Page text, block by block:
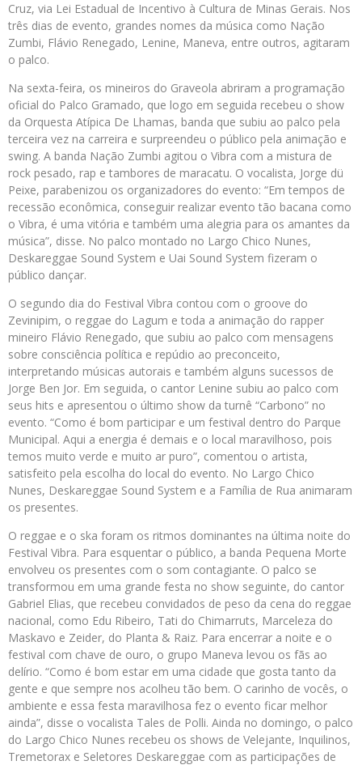
Cruz, via Lei Estadual de Incentivo à Cultura de Minas Gerais. Nos
três dias de evento, grandes nomes da música como Nação
Zumbi, Flávio Renegado, Lenine, Maneva, entre outros, agitaram
o palco.
Na sexta-feira, os mineiros do Graveola abriram a programação
oficial do Palco Gramado, que logo em seguida recebeu o show
da Orquesta Atípica De Lhamas, banda que subiu ao palco pela
terceira vez na carreira e surpreendeu o público pela animação e
swing. A banda Nação Zumbi agitou o Vibra com a mistura de
rock pesado, rap e tambores de maracatu. O vocalista, Jorge dü
Peixe, parabenizou os organizadores do evento: “Em tempos de
recessão econômica, conseguir realizar evento tão bacana como
o Vibra, é uma vitória e também uma alegria para os amantes da
música”, disse. No palco montado no Largo Chico Nunes,
Deskareggae Sound System e Uai Sound System fizeram o
público dançar.
O segundo dia do Festival Vibra contou com o groove do
Zevinipim, o reggae do Lagum e toda a animação do rapper
mineiro Flávio Renegado, que subiu ao palco com mensagens
sobre consciência política e repúdio ao preconceito,
interpretando músicas autorais e também alguns sucessos de
Jorge Ben Jor. Em seguida, o cantor Lenine subiu ao palco com
seus hits e apresentou o último show da turnê “Carbono” no
evento. “Como é bom participar e um festival dentro do Parque
Municipal. Aqui a energia é demais e o local maravilhoso, pois
temos muito verde e muito ar puro”, comentou o artista,
satisfeito pela escolha do local do evento. No Largo Chico
Nunes, Deskareggae Sound System e a Família de Rua animaram
os presentes.
O reggae e o ska foram os ritmos dominantes na última noite do
Festival Vibra. Para esquentar o público, a banda Pequena Morte
envolveu os presentes com o som contagiante. O palco se
transformou em uma grande festa no show seguinte, do cantor
Gabriel Elias, que recebeu convidados de peso da cena do reggae
nacional, como Edu Ribeiro, Tati do Chimarruts, Marceleza do
Maskavo e Zeider, do Planta & Raiz. Para encerrar a noite e o
festival com chave de ouro, o grupo Maneva levou os fãs ao
delírio. “Como é bom estar em uma cidade que gosta tanto da
gente e que sempre nos acolheu tão bem. O carinho de vocês, o
ambiente e essa festa maravilhosa fez o evento ficar melhor
ainda”, disse o vocalista Tales de Polli. Ainda no domingo, o palco
do Largo Chico Nunes recebeu os shows de Velejante, Inquilinos,
Tremetorax e Seletores Deskareggae com as participações de